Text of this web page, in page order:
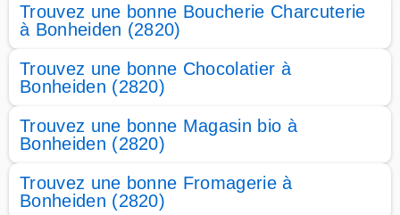
Trouvez une bonne Boucherie Charcuterie
à Bonheiden (2820)
Trouvez une bonne Chocolatier à
Bonheiden (2820)
Trouvez une bonne Magasin bio à
Bonheiden (2820)
Trouvez une bonne Fromagerie à
Bonheiden (2820)